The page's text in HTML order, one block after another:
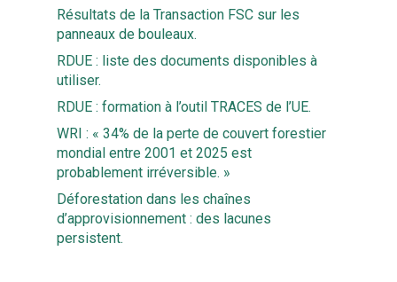
Résultats de la Transaction FSC sur les
panneaux de bouleaux.
RDUE : liste des documents disponibles à
utiliser.
RDUE : formation à l’outil TRACES de l’UE.
WRI : « 34% de la perte de couvert forestier
mondial entre 2001 et 2025 est
probablement irréversible. »
Déforestation dans les chaînes
d’approvisionnement : des lacunes
persistent.